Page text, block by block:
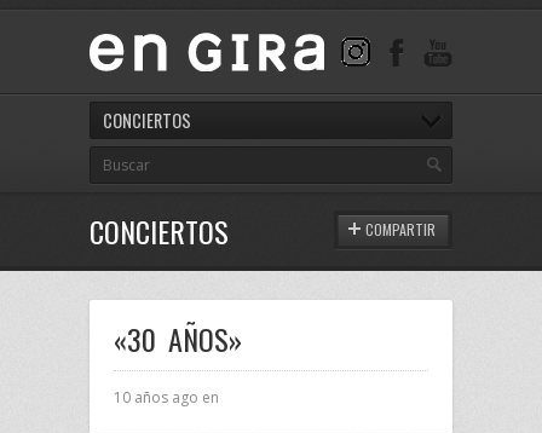
CONCIERTOS
CONCIERTOS COMPARTIR
«30 AÑOS»
10 años ago en